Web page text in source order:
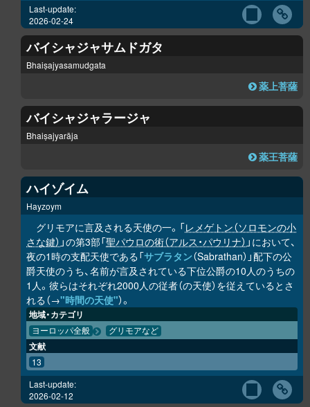
Last-update:
2026-02-24
バイシャジャサムドガタ
Bhaiṣajyasamudgata
薬上菩薩
バイシャジャラージャ
Bhaiṣajyarāja
薬王菩薩
ハイゾイム
Hayzoym
グリモアに言及される天使の一。「レメゲトン（ソロモンの小
さな鍵） 」の第3部「聖パウロの術（アルス・パウリナ） 」において、
夜の1時の支配天使である「サブラタン（Sabrathan）」配下の公
爵天使のうち、名前が言及されている下位公爵の10人のうちの
1人。彼らはそれぞれ2000人の従者（の天使）を従えているとさ
れる（→"時間の天使"）。
地域・カテゴリ
ヨーロッパ全般 グリモアなど
文献
13
Last-update:
2026-02-12